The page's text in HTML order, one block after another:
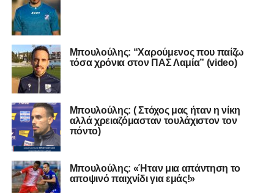
Μπουλούλης: “Χαρούμενος που παίζω
τόσα χρόνια στον ΠΑΣ Λαμία” (video)
Μπουλούλης: ( Στόχος μας ήταν η νίκη
αλλά χρειαζόμασταν τουλάχιστον τον
πόντο)
Μπουλούλης: «Ήταν μια απάντηση το
αποψινό παιχνίδι για εμάς!»